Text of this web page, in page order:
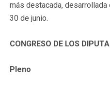
más destacada,
30 de junio.
CONGRESO DE LOS
Pleno